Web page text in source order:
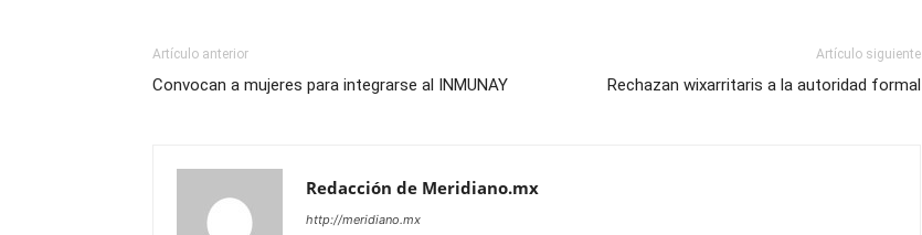
Artículo anterior
Convocan a mujeres para integrarse al INMUNAY
Artículo siguiente
Rechazan wixarritaris a la autoridad formal
Redacción de Meridiano.mx
http://meridiano.mx